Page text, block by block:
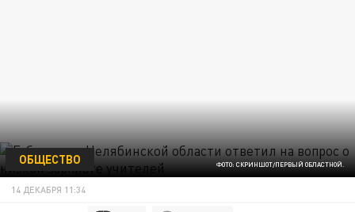
ФОТО: СКРИНШОТ/ПЕРВЫЙ ОБЛАСТНОЙ.
ОБЩЕСТВО
14 ДЕКАБРЯ 11:34